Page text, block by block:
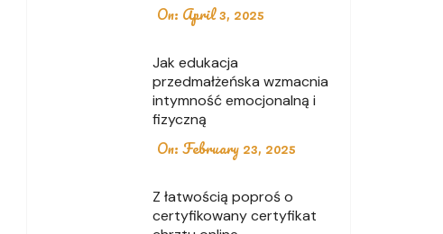
On: April 3, 2025
Jak edukacja
przedmałżeńska wzmacnia
intymność emocjonalną i
fizyczną
On:February 23, 2025
Z łatwością poproś o
certyfikowany certyfikat